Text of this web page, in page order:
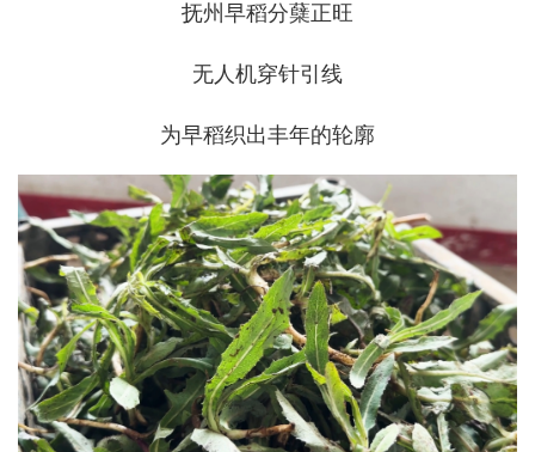
抚州早稻分蘖正旺
无人机穿针引线
为早稻织出丰年的轮廓